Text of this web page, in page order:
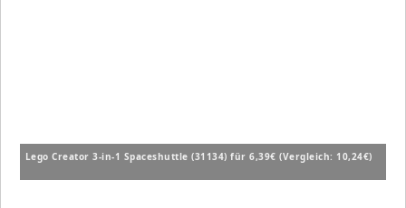
Lego Creator 3-in-1 Spaceshuttle (31134) für 6,39€ (Vergleich: 10,24€)